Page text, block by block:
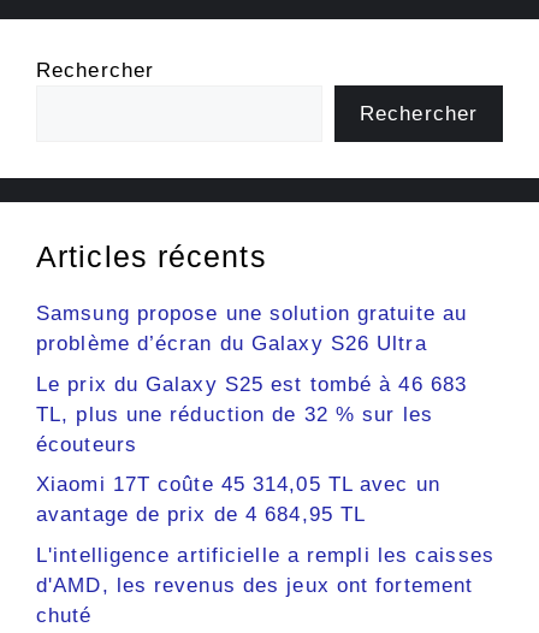
Rechercher
Rechercher
Articles récents
Samsung propose une solution gratuite au
problème d’écran du Galaxy S26 Ultra
Le prix du Galaxy S25 est tombé à 46 683
TL, plus une réduction de 32 % sur les
écouteurs
Xiaomi 17T coûte 45 314,05 TL avec un
avantage de prix de 4 684,95 TL
L'intelligence artificielle a rempli les caisses
d'AMD, les revenus des jeux ont fortement
chuté